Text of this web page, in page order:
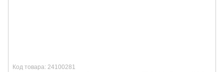
Код товара: 24100281